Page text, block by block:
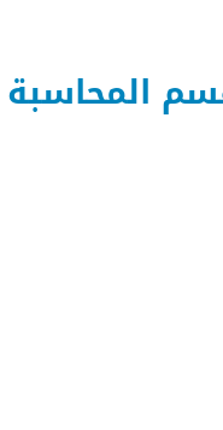
المحاسبة